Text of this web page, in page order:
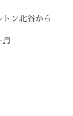
ン北谷から
♬